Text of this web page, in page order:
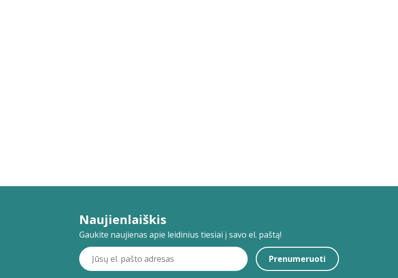
Naujienlaiškis
Gaukite naujienas apie leidinius tiesiai į savo el. paštą!
Prenumeruoti